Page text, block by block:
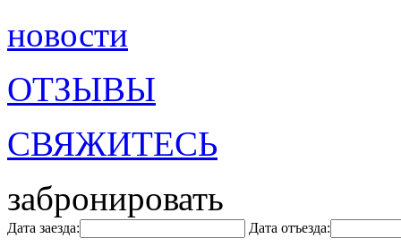
новости
ОТЗЫВЫ
СВЯЖИТЕСЬ
забронировать
Дата заезда: Дата отъезда: